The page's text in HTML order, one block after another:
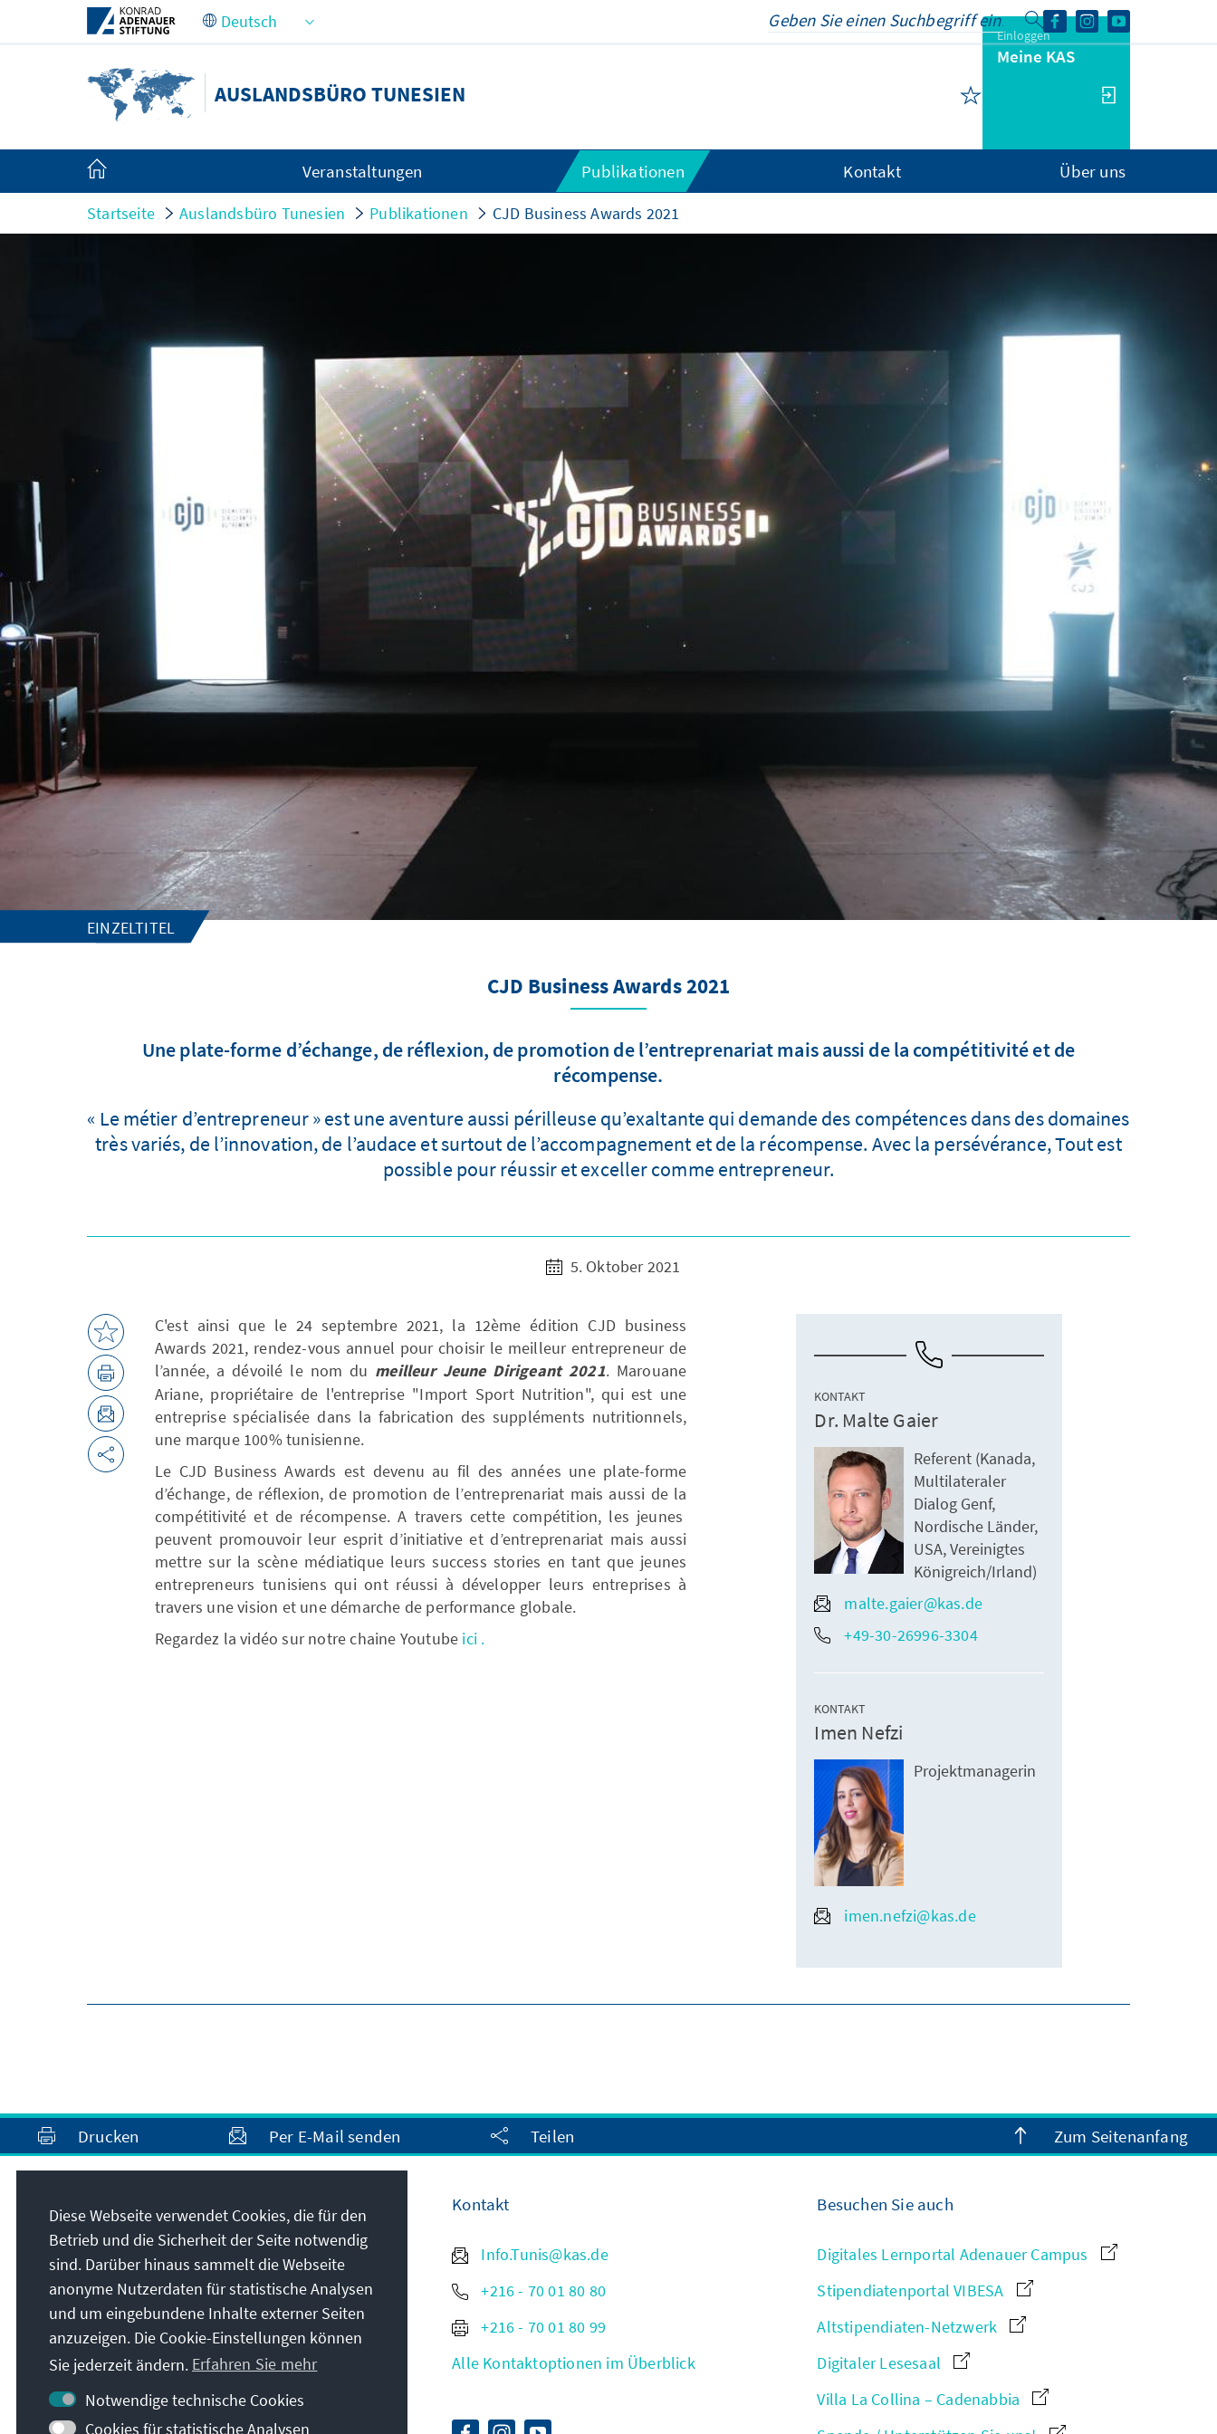
Zum Hauptinhalt springen
AUSLANDSBÜRO TUNESIEN
Einloggen
Meine KAS
Veranstaltungen Publikationen Kontakt Über uns
Startseite Auslandsbüro Tunesien Publikationen CJD Business Awards 2021
EINZELTITEL
CJD Business Awards 2021
Une plate-forme d’échange, de réflexion, de promotion de l’entreprenariat mais aussi de la compétitivité et de
récompense.
« Le métier d’entrepreneur » est une aventure aussi périlleuse qu’exaltante qui demande des compétences dans des domaines
très variés, de l’innovation, de l’audace et surtout de l’accompagnement et de la récompense. Avec la persévérance, Tout est
possible pour réussir et exceller comme entrepreneur.
5. Oktober 2021
C'est ainsi que le 24 septembre 2021, la 12ème édition CJD business
Awards 2021, rendez-vous annuel pour choisir le meilleur entrepreneur de
l’année, a dévoilé le nom du meilleur Jeune Dirigeant 2021. Marouane
Ariane, propriétaire de l'entreprise "Import Sport Nutrition", qui est une
entreprise spécialisée dans la fabrication des suppléments nutritionnels,
une marque 100% tunisienne.
Le CJD Business Awards est devenu au fil des années une plate-forme
d’échange, de réflexion, de promotion de l’entreprenariat mais aussi de la
compétitivité et de récompense. A travers cette compétition, les jeunes
peuvent promouvoir leur esprit d’initiative et d’entreprenariat mais aussi
mettre sur la scène médiatique leurs success stories en tant que jeunes
entrepreneurs tunisiens qui ont réussi à développer leurs entreprises à
travers une vision et une démarche de performance globale.
Regardez la vidéo sur notre chaine Youtube ici .
KONTAKT
Dr. Malte Gaier
Referent (Kanada,
Multilateraler
Dialog Genf,
Nordische Länder,
USA, Vereinigtes
Königreich/Irland)
malte.gaier@kas.de
+49-30-26996-3304
KONTAKT
Imen Nefzi
Projektmanagerin
imen.nefzi@kas.de
Drucken Per E-Mail senden Teilen Zum Seitenanfang
Anschrift
Konrad-Adenauer-Stiftung e.V.
Auslandsbüro Tunesien
Tunis
Tunesien
Kontakt
Info.Tunis@kas.de
+216 - 70 01 80 80
+216 - 70 01 80 99
Alle Kontaktoptionen im Überblick
Besuchen Sie auch
Digitales Lernportal Adenauer Campus
Stipendiatenportal VIBESA
Altstipendiaten-Netzwerk
Digitaler Lesesaal
Villa La Collina – Cadenabbia
Diese Webseite verwendet Cookies, die für den
Betrieb und die Sicherheit der Seite notwendig
sind. Darüber hinaus sammelt die Webseite
anonyme Nutzerdaten für statistische Analysen
und um eingebundene Inhalte externer Seiten
anzuzeigen. Die Cookie-Einstellungen können
Sie jederzeit ändern. Erfahren Sie mehr
Notwendige technische Cookies
Cookies für statistische Analysen